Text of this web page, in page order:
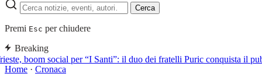
Cerca
Premi Esc per chiudere
Breaking
boom social per “I Santi”: il duo dei fratelli Puric conquista il
Home · Cronaca